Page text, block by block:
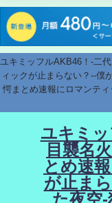
ユキミッフルAKB46！-二
ィックが止まらない？--僕
愕まとめ速報にロマンテ
ユキミ
目襲名
とめ速
が止ま
た夜空-